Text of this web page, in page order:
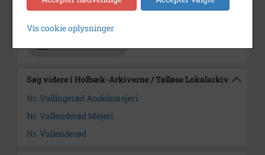
Arkiv
Holbæk-Arkiverne / Tølløse
Søg videre i Holbæk-Arkiverne / Tølløse Lokalarkiv
Nr. Vallingerød Andelsmejeri
Nr. Vallenderød Mejeri
Nr. Vallenderød
Vis cookie oplysninger